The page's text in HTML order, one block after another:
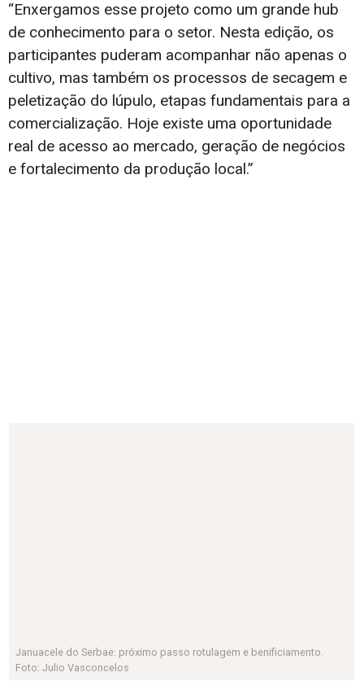
afirma.
Segundo ela, o terceiro encontro realizado em
2026 consolidou a Fazenda Sete Léguas como um
importante polo de conhecimento, pesquisa e
inovação para a cadeia cervejeira nordestina.
“Enxergamos esse projeto como um grande hub
de conhecimento para o setor. Nesta edição, os
participantes puderam acompanhar não apenas o